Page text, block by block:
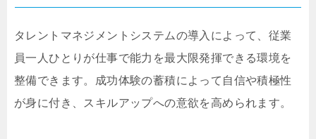
タレントマネジメントシステムの導入によって、従業
員一人ひとりが仕事で能力を最大限発揮できる環境を
整備できます。成功体験の蓄積によって自信や積極性
が身に付き、スキルアップへの意欲を高められます。